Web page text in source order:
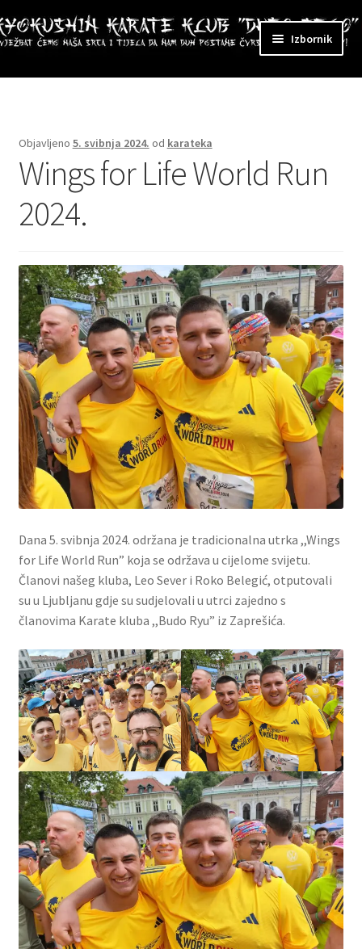
Preskoči
na
Skoči
do
Izbornik
Objavljeno 5. svibnja 2024. od karateka
Wings for Life World Run
2024.
Dana 5. svibnja 2024. održana je tradicionalna utrka ,,Wings
for Life World Run” koja se održava u cijelome svijetu.
Članovi našeg kluba, Leo Sever i Roko Belegić, otputovali
su u Ljubljanu gdje su sudjelovali u utrci zajedno s
članovima Karate kluba ,,Budo Ryu” iz Zaprešića.